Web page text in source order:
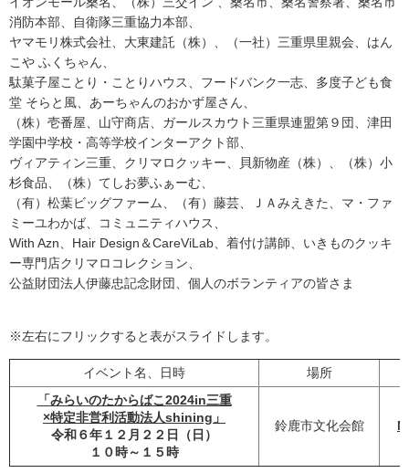
消防本部、自衛隊三重協力本部、
ヤマモリ株式会社、大東建託（株）、（一社）三重県里親会、はん
こや ふくちゃん、
駄菓子屋ことり・ことりハウス、フードバンク一志、多度子ども食
堂 そらと風、あーちゃんのおかず屋さん、
（株）壱番屋、山守商店、ガールスカウト三重県連盟第９団、津田
学園中学校・高等学校インターアクト部、
ヴィアティン三重、クリマロクッキー、貝新物産（株）、（株）小
杉食品、（株）てしお夢ふぁーむ、
（有）松葉ビッグファーム、（有）藤芸、ＪＡみえきた、マ・ファ
ミーユわかば、コミュニティハウス、
With Azn、Hair Design＆CareViLab、着付け講師、いきものクッキ
ー専門店クリマロコレクション、
公益財団法人伊藤忠記念財団、個人のボランティアの皆さま
※左右にフリックすると表がスライドします。
イベント名、日時 場所
「みらいのたからばこ2024in三重
×特定非営利活動法人shining」
令和６年１２月２２日（日）
１０時～１５時
鈴鹿市文化会館